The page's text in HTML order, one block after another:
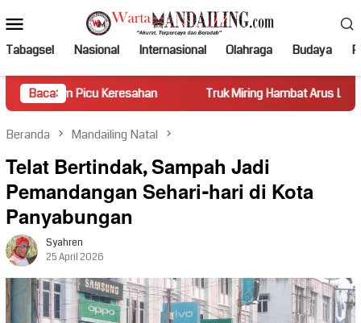
ke
kontenMobile
Tabagsel Nasional Internasional Olahraga Budaya
Baca:
Keresahan Truk Miring Hambat Arus Lalu Lintas di
Beranda Mandailing Natal
Telat Bertindak, Sampah Jadi
Pemandangan Sehari-hari di Kota
Panyabungan
Syahren
25 April 2026